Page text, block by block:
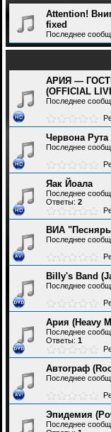
Attention!
fixed
Последнее
АРИЯ —
(OFFICIAL
Последнее
Червона
Последнее
Яак Йоала
Последнее
Ответы: 2
ВИА
Последнее
Billy's Band
Последнее
Ария (Heavy
Последнее
Ответы: 1
Автограф
Последнее
Эпидемия
Последнее